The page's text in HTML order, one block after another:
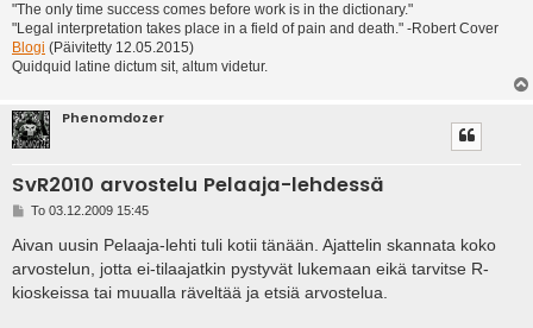
"The only time success comes before work is in the dictionary."
"Legal interpretation takes place in a field of pain and death." -Robert Cover
Blogi (Päivitetty 12.05.2015)
Quidquid latine dictum sit, altum videtur.
Phenomdozer
SvR2010 arvostelu Pelaaja-lehdessä
V
e
s
t
To 03.12.2009 15:45
Aivan uusin Pelaaja-lehti tuli kotii tänään. Ajattelin skannata koko
arvostelun, jotta ei-tilaajatkin pystyvät lukemaan eikä tarvitse R-
kioskeissa tai muualla räveltää ja etsiä arvostelua.